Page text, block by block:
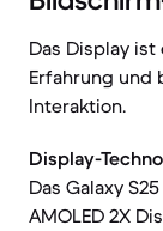
Das Display
Erfahrung und
Interaktion.
Display-
Das Galaxy
AMOLED 2X